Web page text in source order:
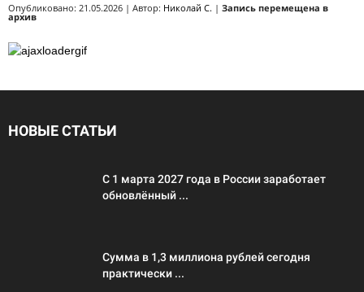
Опубликовано: 21.05.2026 | Автор: Николай С. | Запись перемещена в
архив
НОВЫЕ СТАТЬИ
С 1 марта 2027 года в России заработает
обновлённый ...
Сумма в 1,3 миллиона рублей сегодня
практически ...